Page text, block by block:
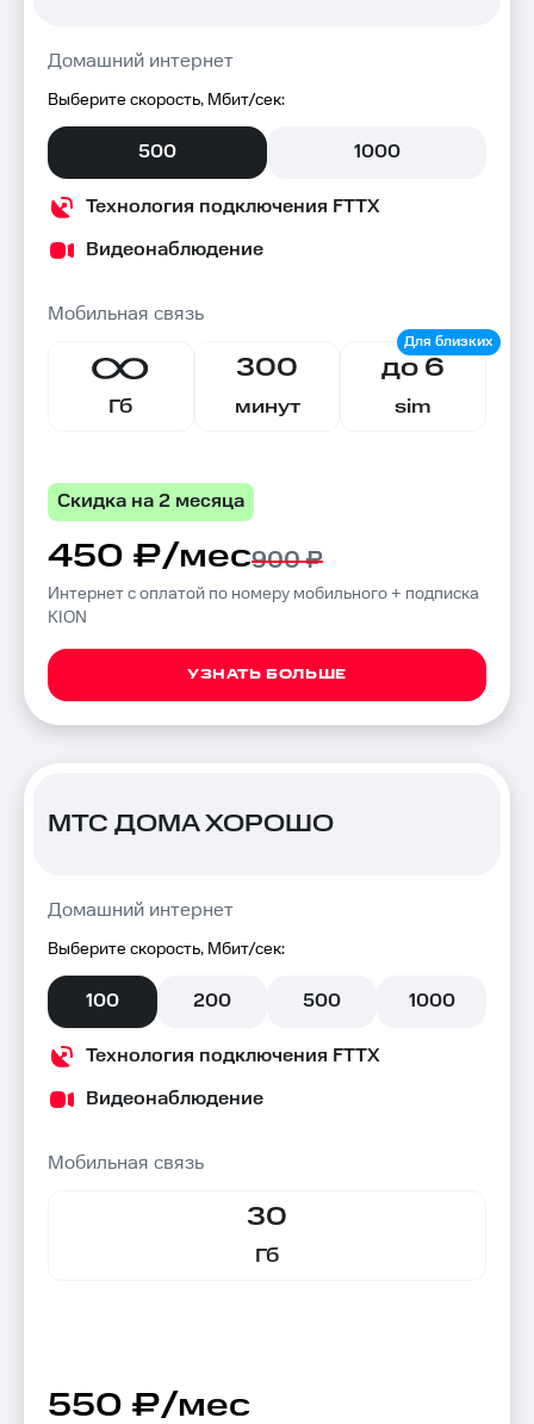
Домашний интернет
Выберите скорость, Мбит/сек:
500 1000
Технология подключения FTTX
Видеонаблюдение
Мобильная связь
Гб
300
минут
до 6
sim
Скидка на 2 месяца
450 ₽/мес900 ₽
Интернет с оплатой по номеру мобильного + подписка
KION
УЗНАТЬ БОЛЬШЕ
МТС ДОМА ХОРОШО
Домашний интернет
Выберите скорость, Мбит/сек:
100 200 500 1000
Технология подключения FTTX
Видеонаблюдение
Мобильная связь
30
Гб
550 ₽/мес